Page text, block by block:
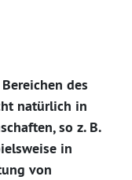
des
natürlich in
so z. B.
in
von